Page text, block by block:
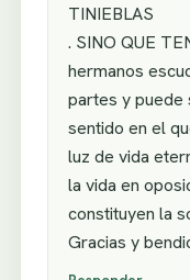
TINIEBLAS
. SINO QUE
hermanos
partes y puede
sentido en el
luz de vida
la vida en
constituyen la
Gracias y